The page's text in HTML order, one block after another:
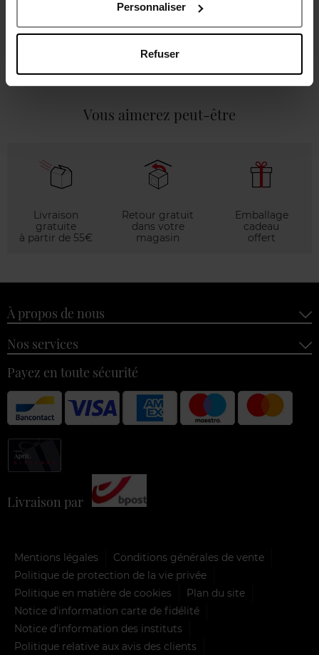
Personnaliser
Refuser
Caractéristiques
Avis client
Vous aimerez peut-être
Livraison
gratuite
à partir de 55€
Retour gratuit
dans votre
magasin
Emballage
cadeau
offert
À propos de nous
Nos services
Payez en toute sécurité
Livraison par
Mentions légales
Conditions générales de vente
Politique de protection de la vie privée
Politique en matière de cookies
Plan du site
Notice d'information carte de fidélité
Notice d’information des instituts
Politique relative aux avis des clients